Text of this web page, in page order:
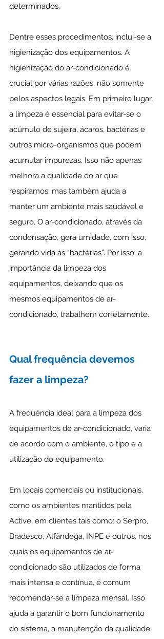
determinados.
Dentre esses procedimentos, inclui-se a
higienização dos equipamentos. A
higienização do ar-condicionado é
crucial por várias razões, não somente
pelos aspectos legais. Em primeiro lugar,
a limpeza é essencial para evitar-se o
acúmulo de sujeira, ácaros, bactérias e
outros micro-organismos que podem
acumular impurezas. Isso não apenas
melhora a qualidade do ar que
respiramos, mas também ajuda a
manter um ambiente mais saudável e
seguro. O ar-condicionado, através da
condensação, gera umidade, com isso,
gerando vida às “bactérias”. Por isso, a
importância da limpeza dos
equipamentos, deixando que os
mesmos equipamentos de ar-
condicionado, trabalhem corretamente.
Qual frequência devemos
fazer a limpeza?
A frequência ideal para a limpeza dos
equipamentos de ar-condicionado, varia
de acordo com o ambiente, o tipo e a
utilização do equipamento.
Em locais comerciais ou institucionais,
como os ambientes mantidos pela
Active, em clientes tais como: o Serpro,
Bradesco, Alfândega, INPE e outros, nos
quais os equipamentos de ar-
condicionado são utilizados de forma
mais intensa e contínua, é comum
recomendar-se a limpeza mensal. Isso
ajuda a garantir o bom funcionamento
do sistema, a manutenção da qualidade